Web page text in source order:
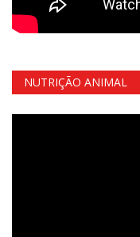
NUTRIÇÃO ANIMAL